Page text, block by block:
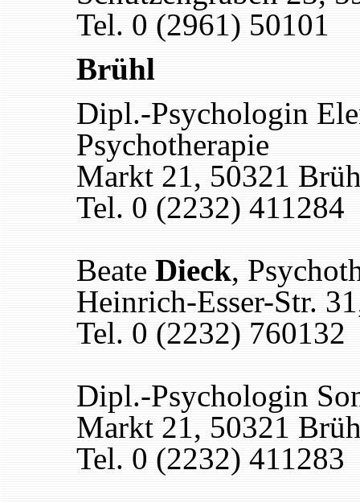
Tel. 0 (2961) 50101
Brühl
Dipl.-Psychologin
Psychotherapie
Markt 21, 50321
Tel. 0 (2232) 411284
Beate Dieck,
Heinrich-Esser-Str.
Tel. 0 (2232) 760132
Dipl.-Psychologin
Markt 21, 50321
Tel. 0 (2232) 411283